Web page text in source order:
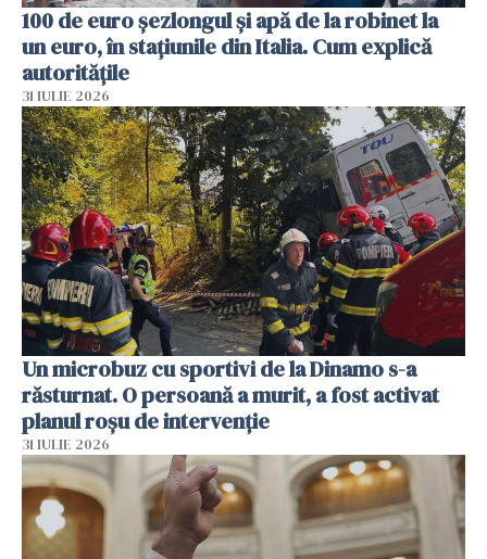
100 de euro șezlongul și apă de la robinet la
un euro, în stațiunile din Italia. Cum explică
autoritățile
31 IULIE 2026
Un microbuz cu sportivi de la Dinamo s-a
răsturnat. O persoană a murit, a fost activat
planul roșu de intervenție
31 IULIE 2026